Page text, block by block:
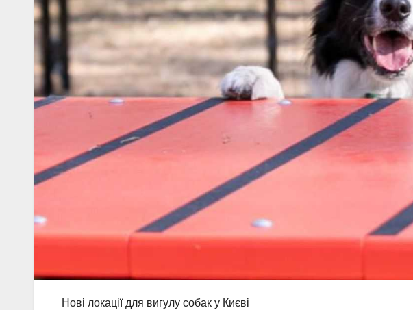
Нові локації для вигулу собак у Києві